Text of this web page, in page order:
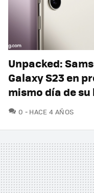
Unpacked:
Galaxy S23 en
mismo día de
0 COMENTARIOS
HACE 4 AÑOS